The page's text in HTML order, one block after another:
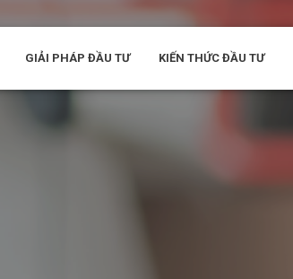
GIẢI PHÁP ĐẦU TƯ KIẾN THỨC ĐẦU TƯ